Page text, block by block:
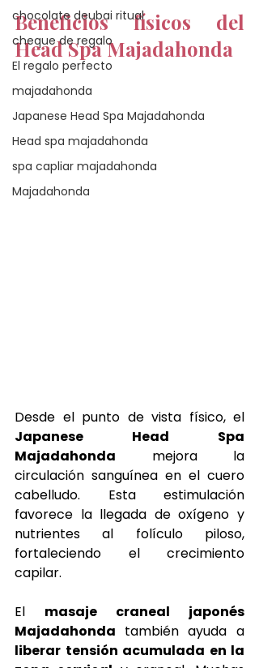
chocolate deubai ritual
cheque de regalo
El regalo perfecto
majadahonda
Japanese Head Spa Majadahonda
Head spa majadahonda
spa capliar majadahonda
Majadahonda
Beneficios físicos del
Head Spa Majadahonda
Japanese Head Spa
Majadahonda mejora la
circulación sanguínea en el cuero
cabelludo. Esta estimulación
favorece la llegada de oxígeno y
nutrientes al folículo piloso,
fortaleciendo el crecimiento
capilar.
El masaje craneal japonés
Majadahonda
liberar tensión acumulada en la